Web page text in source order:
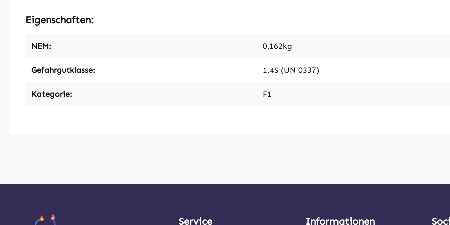
Eigenschaften:
NEM: 0,162kg
Gefahrgutklasse: 1.4S (UN 0337)
Kategorie: F1
Service Informationen